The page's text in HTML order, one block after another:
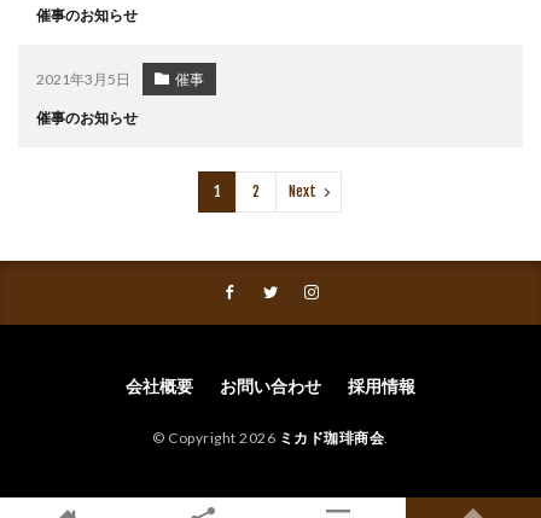
催事のお知らせ
2021年3月5日 催事
催事のお知らせ
1 2 Next
会社概要 お問い合わせ 採用情報
© Copyright 2026 ミカド珈琲商会.